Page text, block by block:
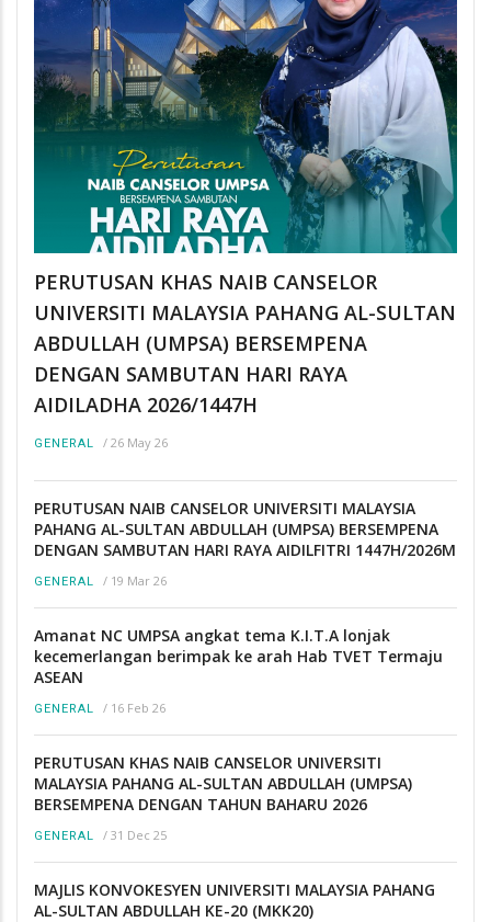
PERUTUSAN KHAS NAIB CANSELOR
UNIVERSITI MALAYSIA PAHANG AL-SULTAN
ABDULLAH (UMPSA) BERSEMPENA
DENGAN SAMBUTAN HARI RAYA
AIDILADHA 2026/1447H
GENERAL / 26 May 26
PERUTUSAN NAIB CANSELOR UNIVERSITI MALAYSIA
PAHANG AL-SULTAN ABDULLAH (UMPSA) BERSEMPENA
DENGAN SAMBUTAN HARI RAYA AIDILFITRI 1447H/2026M
GENERAL / 19 Mar 26
Amanat NC UMPSA angkat tema K.I.T.A lonjak
kecemerlangan berimpak ke arah Hab TVET Termaju
ASEAN
GENERAL / 16 Feb 26
PERUTUSAN KHAS NAIB CANSELOR UNIVERSITI
MALAYSIA PAHANG AL-SULTAN ABDULLAH (UMPSA)
BERSEMPENA DENGAN TAHUN BAHARU 2026
GENERAL / 31 Dec 25
MAJLIS KONVOKESYEN UNIVERSITI MALAYSIA PAHANG
AL-SULTAN ABDULLAH KE-20 (MKK20)